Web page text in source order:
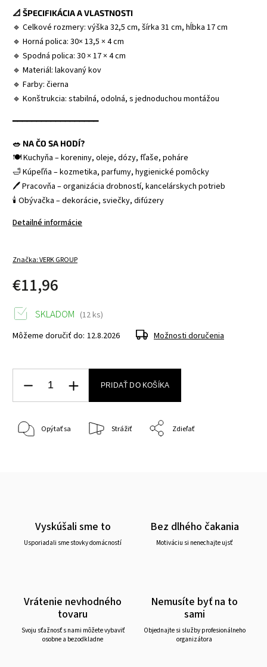
📐 ŠPECIFIKÁCIA A VLASTNOSTI
🔹 Celkové rozmery: výška 32,5 cm, šírka 31 cm, hĺbka 17 cm
🔹 Horná polica: 30× 13,5 × 4 cm
🔹 Spodná polica: 30 × 17 × 4 cm
🔹 Materiál: lakovaný kov
🔹 Farby: čierna
🔹 Konštrukcia: stabilná, odolná, s jednoduchou montážou
━━━━━━━━━━━━━━━━━━
🥗 NA ČO SA HODÍ?
🍽️ Kuchyňa – koreniny, oleje, dózy, fľaše, poháre
🛁 Kúpeľňa – kozmetika, parfumy, hygienické pomôcky
🖊️ Pracovňa – organizácia drobností, kancelárskych potrieb
🕯️ Obývačka – dekorácie, sviečky, difúzery
Detailné informácie
Značka:VERK GROUP
€11,96
SKLADOM (12 ks)
Môžeme doručiť do: 12.8.2026 Možnosti doručenia
PRIDAŤ DO KOŠÍKA
Opýtať sa Strážiť Zdieľať
Vyskúšali sme to
Usporiadali sme stovky domácností
Bez dlhého čakania
Motiváciu si nenechajte ujsť
Vrátenie nevhodného
tovaru
Svoju sťažnosť s nami môžete vybaviť
osobne a bezodkladne
Nemusíte byť na to
sami
Objednajte si služby profesionálneho
organizátora